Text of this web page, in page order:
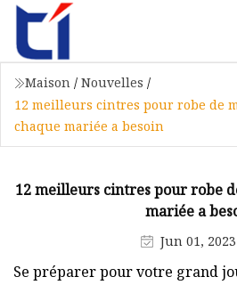
Maison / Nouvelles /
12 meilleurs cintres pour robe de
chaque mariée a besoin
12 meilleurs cintres pour robe
mariée a
Jun 01, 2023
Se préparer pour votre grand